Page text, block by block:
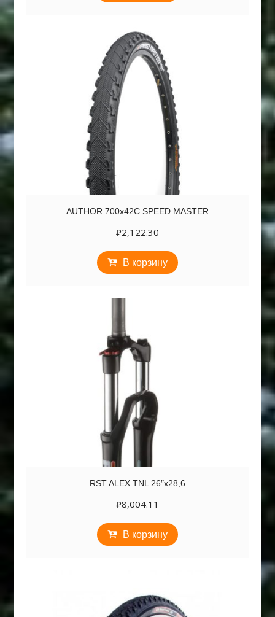
AUTHOR 700х42C SPEED MASTER
₽2,122.30
В корзину
RST ALEX TNL 26″х28,6
₽8,004.11
В корзину